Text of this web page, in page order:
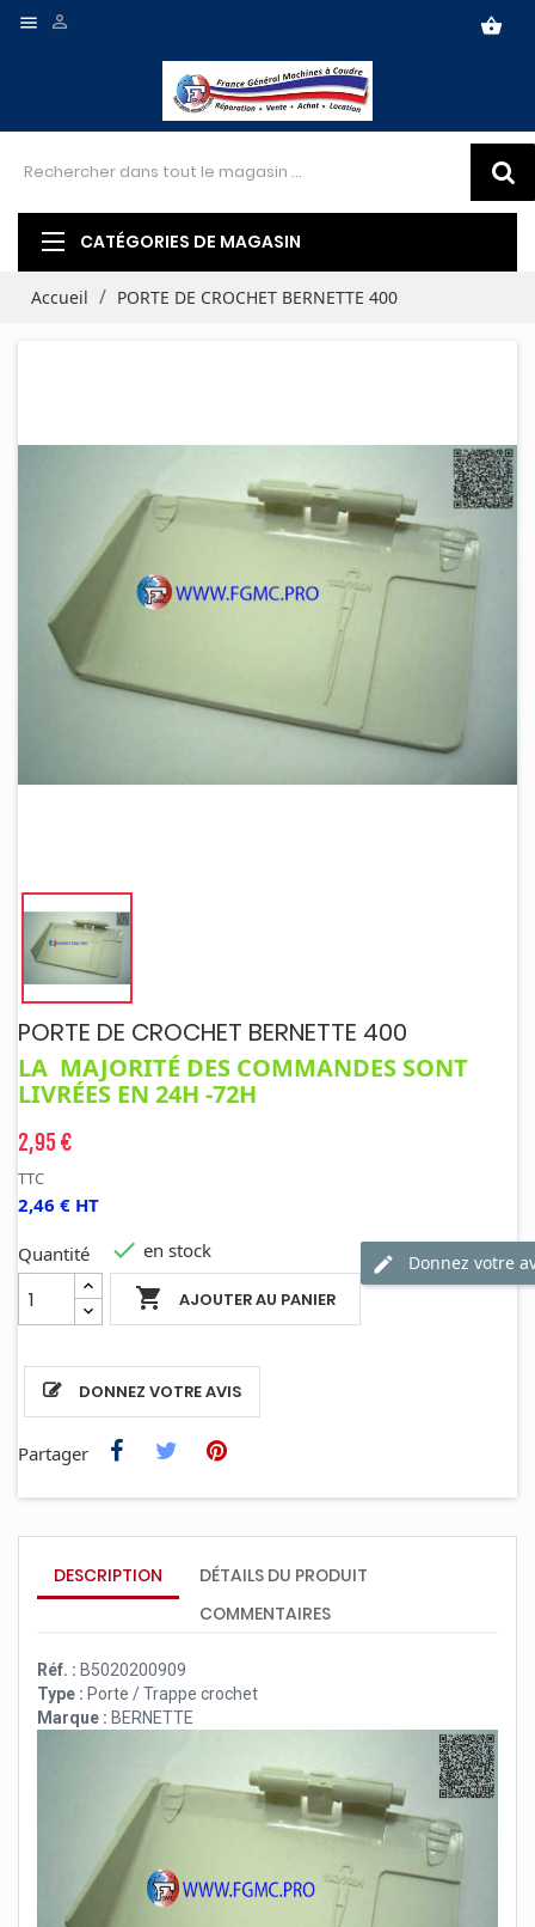
 shopping_basket

CATÉGORIES DE MAGASIN
Accueil PORTE DE CROCHET BERNETTE 400
PORTE DE CROCHET BERNETTE 400
LA MAJORITÉ DES COMMANDES SONT
LIVRÉES EN 24H -72H
2,95 €
TTC
2,46 € HT
Quantité
 AJOUTER AU PANIER
 en stock
DONNEZ VOTRE AVIS
Donnez votre
Partager
DESCRIPTION
DÉTAILS DU PRODUIT
COMMENTAIRES
Réf. : B5020200909
Type : Porte / Trappe crochet
Marque : BERNETTE